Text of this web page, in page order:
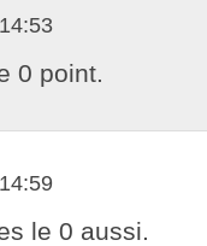
0 point.
le 0 aussi.